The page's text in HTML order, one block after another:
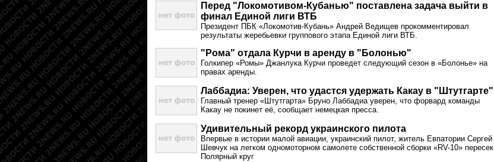
Перед "Локомотивом-Кубанью" поставлена задача выйти в
финал Единой лиги ВТБ
Президент ПБК «Локомотив-Кубань» Андрей Ведищев прокомментировал
результаты жеребьевки группового этапа Единой лиги ВТБ.
"Рома" отдала Курчи в аренду в "Болонью"
Голкипер «Ромы» Джанлука Курчи проведет следующий сезон в «Болонье» на
правах аренды.
Лаббадиа: Уверен, что удастся удержать Какау в "Штутгарте"
Главный тренер «Штутгарта» Бруно Лаббадиа уверен, что форвард команды
Какау не покинет её, сообщает немецкая пресса.
Удивительный рекорд украинского пилота
Впервые в истории малой авиации, украинский пилот, житель Евпатории Сергей
Шевчук на легком одномоторном самолете собственной сборки «RV-10» пересек
Полярный круг